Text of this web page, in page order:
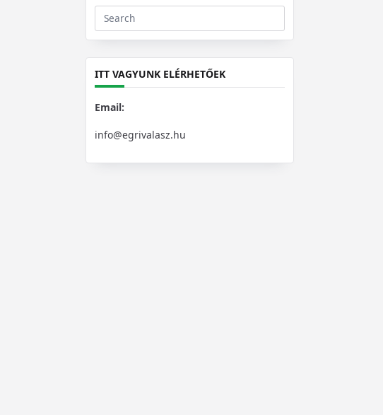
Search
for:
ITT VAGYUNK ELÉRHETŐEK
Email:
info@egrivalasz.hu